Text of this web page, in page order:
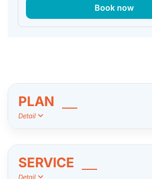
Book now
PLAN
Detail
SERVICE
Detail